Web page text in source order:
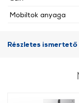
Mobiltok anyaga
Részletes ismertető